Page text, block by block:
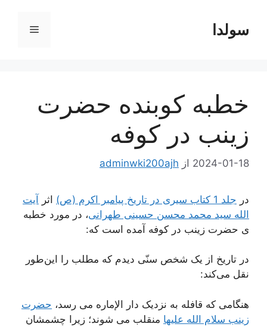
محتواسولدا فهرست
خطبه کوبنده حضرت
زینب در کوفه
2024-01-18 از adminwki200ajh
در جلد 1 کتاب سیری در تاریخ پیامبر اکرم (ص) اثر آیت
الله سید محمد محسن حسینی طهرانی، در مورد خطبه
ی حضرت زینب در کوفه آمده است که:
در تاریخ از یک شخص سنّی دیدم که مطلب را این‌طور
نقل می‌کند:
هنگامی که قافله به نزدیک دار الإماره می رسد، حضرت
زینب سلام الله علیها منقلب می شوند؛ زیرا چشمشان